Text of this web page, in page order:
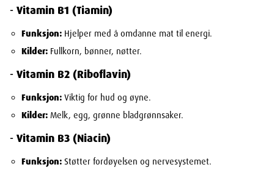
- Vitamin B1 (Tiamin)
Funksjon: Hjelper med å omdanne mat til energi.
Kilder: Fullkorn, bønner, nøtter.
- Vitamin B2 (Riboflavin)
Funksjon: Viktig for hud og øyne.
Kilder: Melk, egg, grønne bladgrønnsaker.
- Vitamin B3 (Niacin)
Funksjon: Støtter fordøyelsen og nervesystemet.